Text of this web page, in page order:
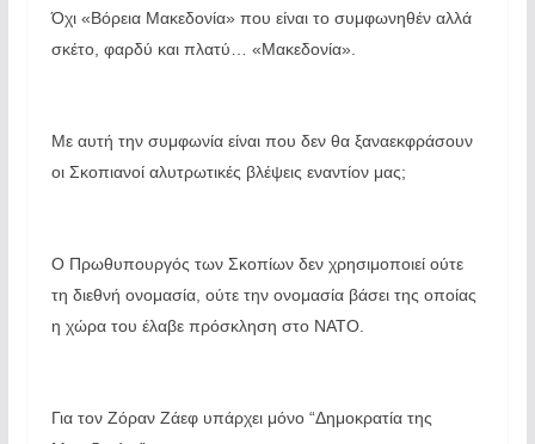
Όχι «Βόρεια Μακεδονία» που είναι το συμφωνηθέν αλλά
σκέτο, φαρδύ και πλατύ… «Μακεδονία».
Με αυτή την συμφωνία είναι που δεν θα ξαναεκφράσουν
οι Σκοπιανοί αλυτρωτικές βλέψεις εναντίον μας;
Ο Πρωθυπουργός των Σκοπίων δεν χρησιμοποιεί ούτε
τη διεθνή ονομασία, ούτε την ονομασία βάσει της οποίας
η χώρα του έλαβε πρόσκληση στο ΝΑΤΟ.
Για τον Ζόραν Ζάεφ υπάρχει μόνο “Δημοκρατία της